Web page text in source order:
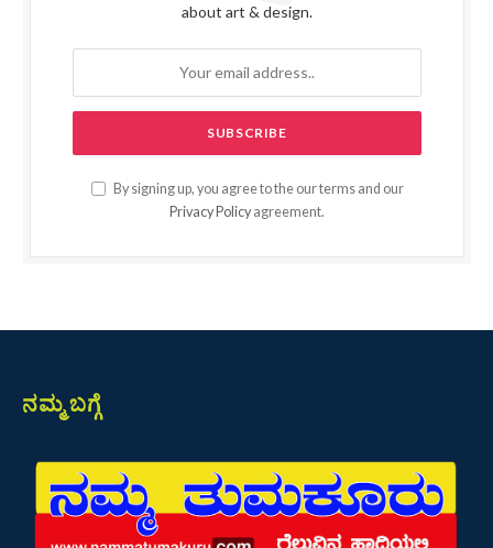
about art & design.
By signing up, you agree to the our terms and our
Privacy Policy agreement.
ನಮ್ಮ ಬಗ್ಗೆ